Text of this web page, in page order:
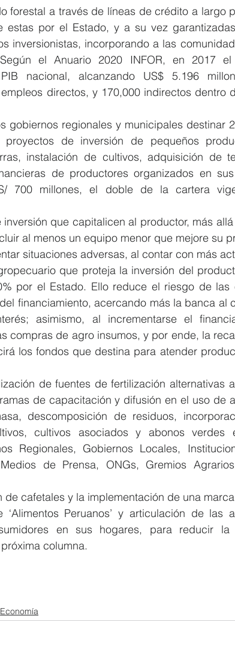
forestal a través de líneas de crédito a largo
estas por el Estado, y a su vez
inversionistas, incorporando a las
el Anuario 2020 INFOR, en 2017
nacional, alcanzando US$ 5.196
directos, y 170,000 indirectos dentro
los gobiernos regionales y municipales destinar
proyectos de inversión de pequeños
instalación de cultivos, adquisición de
de productores organizados en
700 millones, el doble de la cartera
inversión que capitalicen al productor, más
al menos un equipo menor que mejore su
situaciones adversas, al contar con más
que proteja la inversión del
por el Estado. Ello reduce el riesgo de las
financiamiento, acercando más la banca al
asimismo, al incrementarse el
compras de agro insumos, y por ende, la
los fondos que destina para atender
de fuentes de fertilización alternativas
de capacitación y difusión en el uso de
descomposición de residuos,
cultivos asociados y abonos verdes
Regionales, Gobiernos Locales,
de Prensa, ONGs, Gremios
de cafetales y la implementación de una
‘Alimentos Peruanos’ y articulación de las
en sus hogares, para reducir la
columna.
Economía